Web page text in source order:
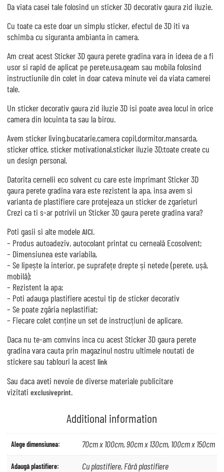
Da viata casei tale folosind un sticker 3D decorativ gaura zid iluzie.
Cu toate ca este doar un simplu sticker, efectul de 3D iti va
schimba cu siguranta ambianta in camera.
Am creat acest Sticker 3D gaura perete gradina vara in ideea de a fi
usor si rapid de aplicat pe perete,usa,geam sau mobila folosind
instructiunile din colet in doar cateva minute vei da viata camerei
tale.
Un sticker decorativ gaura zid iluzie 3D isi poate avea locul in orice
camera din locuinta ta sau la birou.
Avem sticker living,bucatarie,camera copil,dormitor,mansarda,
sticker office, sticker motivational,sticker iluzie 3D;toate create cu
un design personal.
Datorita cernelii eco solvent cu care este imprimant Sticker 3D
gaura perete gradina vara este rezistent la apa, insa avem si
varianta de plastifiere care protejeaza un sticker de zgarieturi
Crezi ca ti s-ar potrivii un Sticker 3D gaura perete gradina vara?
Poti gasii si alte modele AICI.
– Produs autoadeziv, autocolant printat cu cerneală Ecosolvent;
– Dimensiunea este variabila,
– Se lipește la interior, pe suprafețe drepte și netede (perete, ușă,
mobilă);
– Rezistent la apa;
– Poti adauga plastifiere acestui tip de sticker decorativ
– Se poate zgâria neplastifiat;
– Fiecare colet conține un set de instrucțiuni de aplicare.
Daca nu te-am comvins inca cu acest Sticker 3D gaura perete
gradina vara cauta prin magazinul nostru ultimele noutati de
stickere sau tablouri la acest link
Sau daca aveti nevoie de diverse materiale publicitare
vizitati exclusiveprint.
Additional information
Alege dimensiunea: 70cm x 100cm, 90cm x 130cm, 100cm x 150cm
Adaugă plastifiere: Cu plastifiere, Fără plastifiere